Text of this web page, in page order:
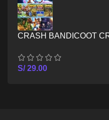
CRASH BANDICOOT
S/29.00